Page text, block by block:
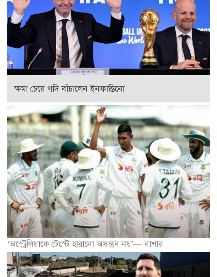
ক্ষমা চেয়ে গদি বাঁচালেন ইনফান্তিনো
‘অস্ট্রেলিয়াকে টেস্টে হারানো অসম্ভব নয়’— বাশার